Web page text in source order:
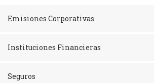
Emisiones Corporativas
Instituciones Financieras
Seguros